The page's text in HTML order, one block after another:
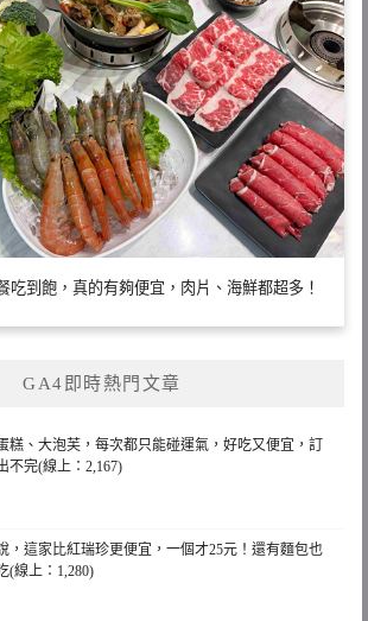
吃到飽，真的有夠便宜，肉片、海鮮都超多！
GA4即時熱門文章
糕、大泡芙，每次都只能碰運氣，好吃又便宜，訂
不完(線上：2,167)
，這家比紅瑞珍更便宜，一個才25元！還有麵包也
(線上：1,280)